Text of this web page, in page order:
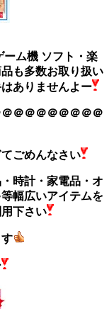
ーム機 ソフト・楽
も多数お取り扱い
ありませんよー
＠＠＠＠＠＠＠＠
ごめんなさい
時計・家電品・オ
幅広いアイテムを
下さい